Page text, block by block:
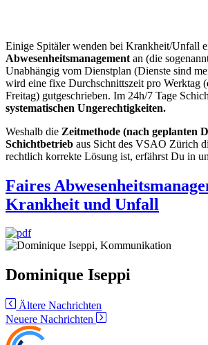
Einige Spitäler wenden bei Krankheit/Unfall
Abwesenheitsmanagement an (die
Unabhängig vom Dienstplan (Dienste sind
wird eine fixe Durchschnittszeit pro Werktag
Freitag) gutgeschrieben. Im 24h/7 Tage
systematischen Ungerechtigkeiten.
Weshalb die Zeitmethode (nach geplanten
Schichtbetrieb aus Sicht des VSAO Zürich
rechtlich korrekte Lösung ist, erfährst Du in
Faires
Krankheit und Unfall
Dominique Iseppi
Ältere Nachrichten
Neuere Nachrichten